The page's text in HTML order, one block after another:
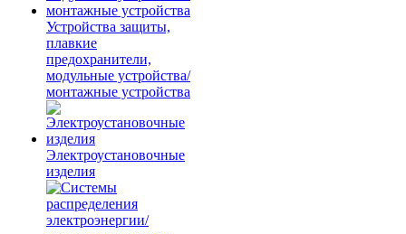
Устройства защиты,
плавкие
предохранители,
модульные устройства/
монтажные устройства
Электроустановочные
изделия